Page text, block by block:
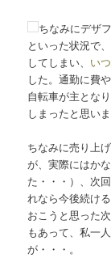
ちなみにデザ
といった状況で
してしまい、 い
した。通勤に費
自転車が主とな
しまったと思いま
ちなみに売り上
が、実際にはか
た・・・）、次
れなら今後続け
おこうと思った
もあって、私一
が・・・。